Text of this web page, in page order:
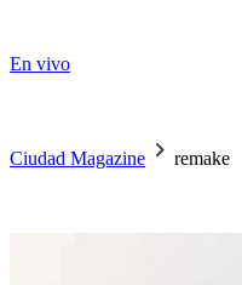
En vivo
Ciudad Magazine remake